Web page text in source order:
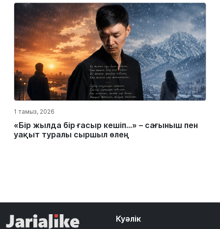
1 тамыз, 2026
«Бір жылда бір ғасыр кешіп…» – сағыныш пен
уақыт туралы сыршыл өлең
Куәлік